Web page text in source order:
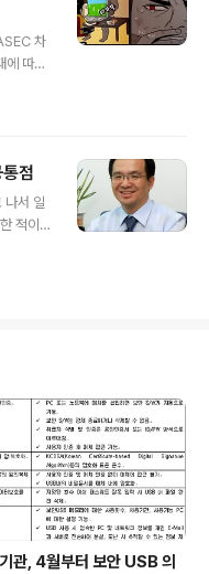
천할
업 에
따르
IT
조사됐
차
에 따라
의 주
히 다르
까? 컴
진 건
된 디
점
나서 일
적이
연재
북부
없이
대응을
울리
차분함
관, 4월부터 보안 USB 의